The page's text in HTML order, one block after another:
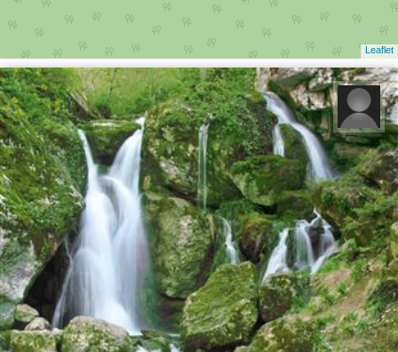
Leaflet
مهدی بای